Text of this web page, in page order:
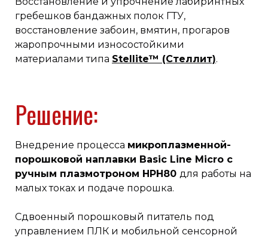
гребешков бандажных полок ГТУ,
восстановление забоин, вмятин, прогаров
жаропрочными износостойкими
материалами типа Stellite™ (Стеллит).
Решение:
Внедрение процесса микроплазменной-
порошковой наплавки Basic Line Micro с
ручным плазмотроном HPH80 для работы на
малых токах и подаче порошка.
Сдвоенный порошковый питатель под
управлением ПЛК и мобильной сенсорной